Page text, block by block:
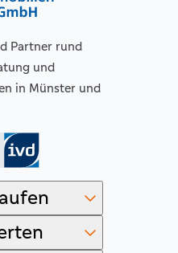
Partner rund
und
in Münster und